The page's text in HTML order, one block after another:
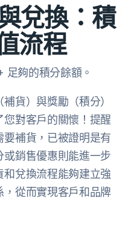
兌換：積
流程
夠的積分餘額。
貨）與獎勵（積分）
對客戶的關懷！提醒
補貨，已被證明是有
銷售優惠則能進一步
兌換流程能夠建立強
從而實現客戶和品牌